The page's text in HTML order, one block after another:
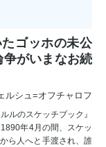
ゴッホの未公
争がいまなお続
ルシュ=オフチャロフ
ルのスケッチブック』
年4月の間、スケッ
ら人へと手渡され、誰